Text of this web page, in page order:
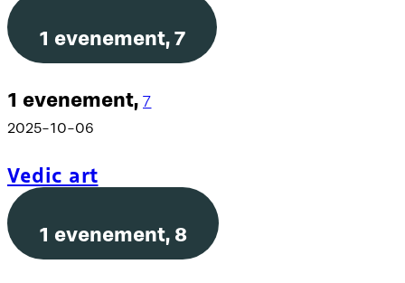
1 evenement,7
1 evenement, 7
2025-10-06
Vedic art
1 evenement, 8